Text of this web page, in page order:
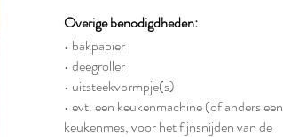
Overige benodigdheden:
• bakpapier
• deegroller
• uitsteekvormpje(s)
• evt. een keukenmachine⁣ (of anders een
keukenmes, voor het fijnsnijden van de